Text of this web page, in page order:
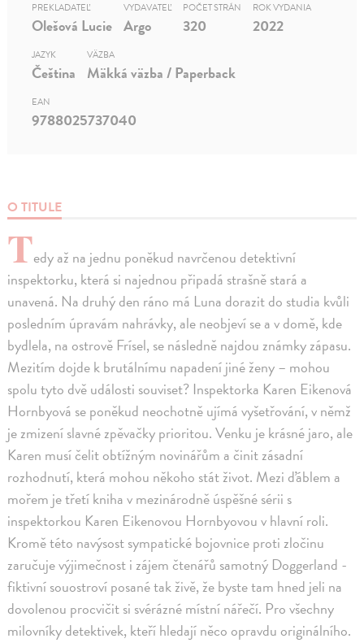
O TITULE
Tedy až na jednu poněkud navrčenou detektivní
inspektorku, která si najednou připadá strašně stará a
unavená. Na druhý den ráno má Luna dorazit do studia kvůli
posledním úpravám nahrávky, ale neobjeví se a v domě, kde
bydlela, na ostrově Frísel, se následně najdou známky zápasu.
Mezitím dojde k brutálnímu napadení jiné ženy – mohou
spolu tyto dvě události souviset? Inspektorka Karen Eikenová
Hornbyová se poněkud neochotně ujímá vyšetřování, v němž
je zmizení slavné zpěvačky prioritou. Venku je krásné jaro, ale
Karen musí čelit obtížným novinářům a činit zásadní
rozhodnutí, která mohou někoho stát život. Mezi ďáblem a
mořem je třetí kniha v mezinárodně úspěšné sérii s
inspektorkou Karen Eikenovou Hornbyovou v hlavní roli.
Kromě této navýsost sympatické bojovnice proti zločinu
zaručuje výjimečnost i zájem čtenářů samotný Doggerland -
fiktivní souostroví posané tak živě, že byste tam hned jeli na
dovolenou procvičit si svérázné místní nářečí. Pro všechny
milovníky detektivek, kteří hledají něco opravdu originálního.
PREKLADATEĽ
Olešová Lucie
VYDAVATEĽ
Argo
POČET STRÁN
320
ROK VYDANIA
2022
JAZYK
Čeština
VÄZBA
Mäkká väzba / Paperback
EAN
9788025737040